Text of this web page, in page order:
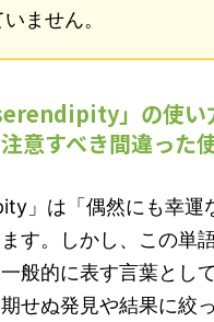
ません。
serendipity」の使い
注意すべき間違った
」は「偶然にも幸運
す。しかし、この単
一般的に表す言葉とし
せぬ発見や結果に絞